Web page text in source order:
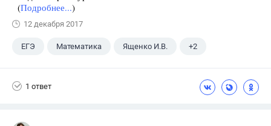
(Подробнее...)
12 декабря 2017
ЕГЭ Математика Ященко И.В. +2
1 ответ